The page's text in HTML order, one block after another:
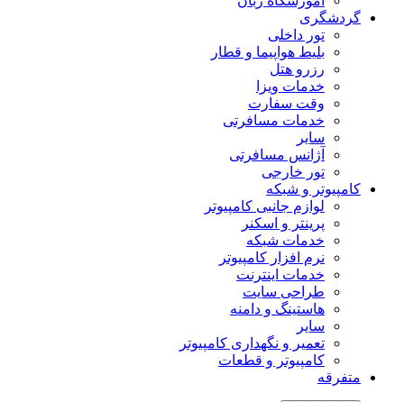
گردشگری
تور داخلی
بلیط هواپیما و قطار
رزرو هتل
خدمات ویزا
وقت سفارت
خدمات مسافرتی
سایر
آژانس مسافرتی
تور خارجی
کامپیوتر و شبکه
لوازم جانبی کامپیوتر
پرینتر و اسکنر
خدمات شبکه
نرم افزار کامپیوتر
خدمات اینترنت
طراحی سایت
هاستینگ و دامنه
سایر
تعمیر و نگهداری کامپیوتر
کامپیوتر و قطعات
متفرقه